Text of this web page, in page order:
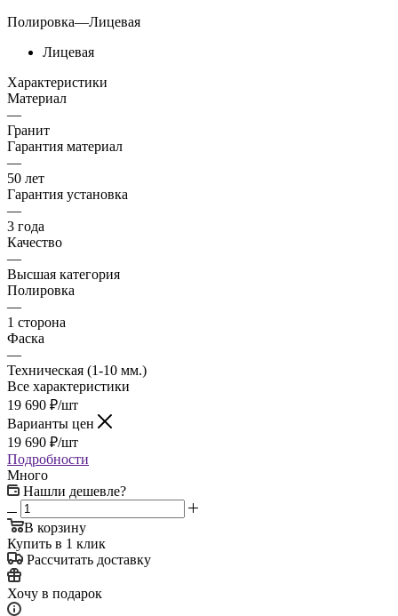
Полировка—Лицевая
Лицевая
Характеристики
Материал
—
Гранит
Гарантия материал
—
50 лет
Гарантия установка
—
3 года
Качество
—
Высшая категория
Полировка
—
1 сторона
Фаска
—
Техническая (1-10 мм.)
Все характеристики
19 690 ₽/шт
Варианты цен
19 690 ₽/шт
Подробности
Много
Нашли дешевле?
В корзину
Купить в 1 клик
Рассчитать доставку
Хочу в подарок